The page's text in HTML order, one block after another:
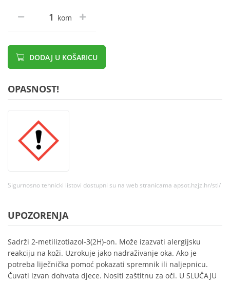
kom
DODAJ U KOŠARICU
OPASNOST!
Sigurnosno tehnicki listovi dostupni su na web stranicama apsot.hzjz.hr/stl/
UPOZORENJA
Sadrži 2-metilizotiazol-3(2H)-on. Može izazvati alergijsku
reakciju na koži. Uzrokuje jako nadraživanje oka. Ako je
potreba liječnička pomoć pokazati spremnik ili naljepnicu.
Čuvati izvan dohvata djece. Nositi zaštitnu za oči. U SLUČAJU